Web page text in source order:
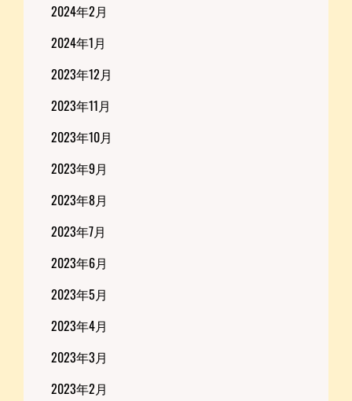
2024年2月
2024年1月
2023年12月
2023年11月
2023年10月
2023年9月
2023年8月
2023年7月
2023年6月
2023年5月
2023年4月
2023年3月
2023年2月